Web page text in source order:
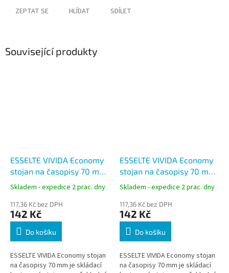
ZEPTAT SE HLÍDAT SDÍLET
Související produkty
ESSELTE VIVIDA Economy
stojan na časopisy 70 mm,
bílý
Skladem - expedice 2 prac. dny
117,36 Kč bez DPH
142 Kč
Do košíku
ESSELTE VIVIDA Economy stojan
na časopisy 70 mm je skládací
ESSELTE VIVIDA Economy
stojan na časopisy 70 mm,
žlutý
Skladem - expedice 2 prac. dny
117,36 Kč bez DPH
142 Kč
Do košíku
ESSELTE VIVIDA Economy stojan
na časopisy 70 mm je skládací